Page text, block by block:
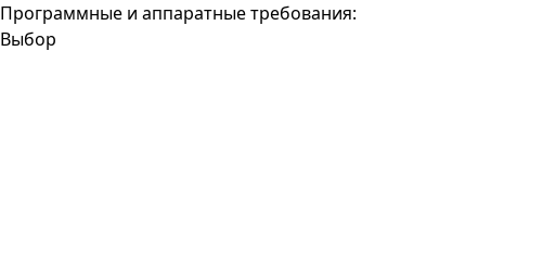
Программные и аппаратные требования:
Выбор